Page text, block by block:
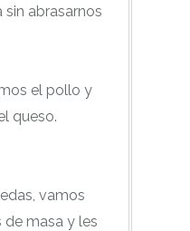
abrasarnos
el pollo y
queso.
vamos
masa y les